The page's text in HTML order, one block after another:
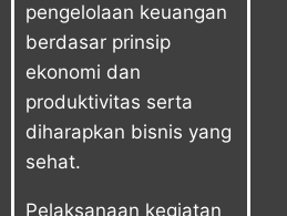
pengelolaan keuangan
berdasar prinsip
ekonomi dan
produktivitas serta
diharapkan bisnis yang
sehat.
Pelaksanaan kegiatan